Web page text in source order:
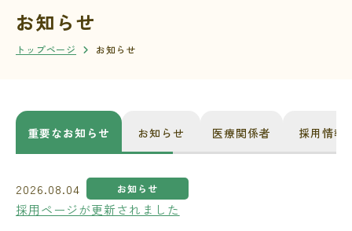
お知らせ
トップページ お知らせ
重要なお知らせ お知らせ 医療関係者 採用情報
2026.08.04 お知らせ
採用ページが更新されました